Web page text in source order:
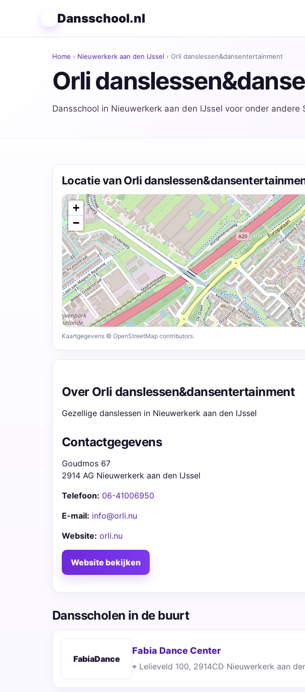
Dansschool.nl
Home › Nieuwerkerk aan den IJssel › Orli danslessen&dansentertainment
Orli
Dansschool in Nieuwerkerk aan den IJssel voor onder
Locatie van Orli
+
−
Kaartgegevens © OpenStreetMap contributors.
Over Orli danslessen&dansentertainment
Gezellige danslessen in Nieuwerkerk aan den IJssel
Contactgegevens
Goudmos 67
2914 AG Nieuwerkerk aan den IJssel
Telefoon: 06-41006950
E-mail: info@orli.nu
Website: orli.nu
Website bekijken
Dansscholen in de buurt
FabiaDance
Fabia Dance Center
Lelieveld 100, 2914CD Nieuwerkerk aan